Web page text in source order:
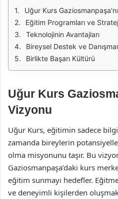
Uğur Kurs
Eğitim Programları ve
Teknolojinin Avantajları
Bireysel Destek ve
Birlikte Başarı Kültürü
Uğur Kurs
Vizyonu
Uğur Kurs, eğitimin sadece
zamanda bireylerin
olma misyonunu taşır. Bu
Gaziosmanpaşa’daki kurs
eğitim sunmayı hedefler.
ve deneyimli kişilerden